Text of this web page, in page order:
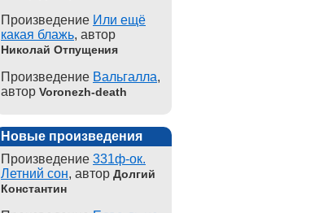
Произведение Или ещё
какая блажь, автор
Николай Отпущения
Произведение Вальгалла,
автор Voronezh-death
Новые произведения
Произведение 331ф-ок.
Летний сон, автор Долгий
Константин